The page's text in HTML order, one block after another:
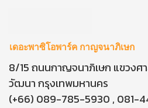
เดอะพาซิโอพาร์ค กาญจนาภิเษก
8/15 ถนนกาญจนาภิเษก แขวงศ
วัฒนา กรุงเทพมหานคร
(+66) 089-785-5930 , 081-